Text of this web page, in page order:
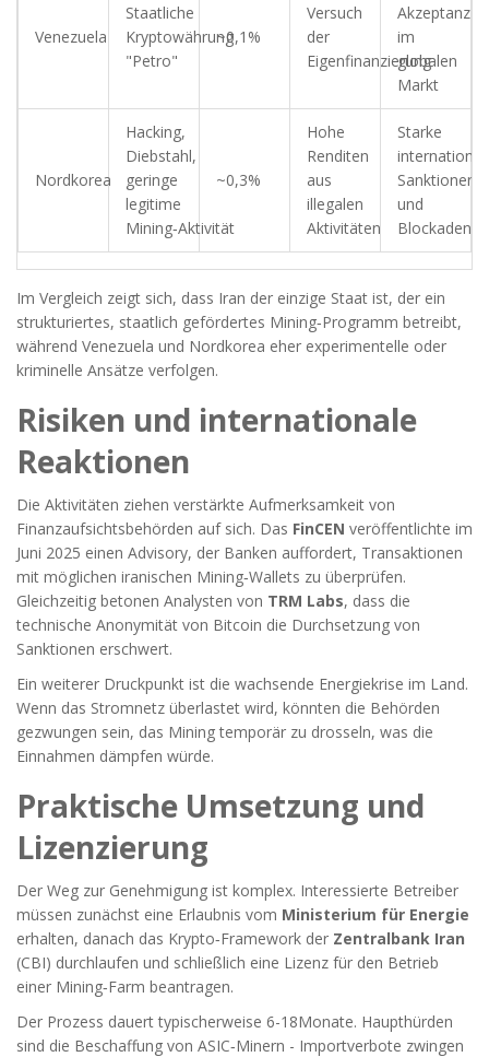
Venezuela
Staatliche
Kryptowährung
"Petro"
~0,1%
Versuch
der
Eigenfinanzierung
Akzeptanz
im
globalen
Markt
Nordkorea
Hacking,
Diebstahl,
geringe
legitime
Mining‑Aktivität
~0,3%
Hohe
Renditen
aus
illegalen
Aktivitäten
Starke
Sanktionen
und
Blockaden
Im Vergleich zeigt sich, dass Iran der einzige Staat ist, der ein
strukturiertes, staatlich gefördertes Mining‑Programm betreibt,
während Venezuela und Nordkorea eher experimentelle oder
kriminelle Ansätze verfolgen.
Risiken und internationale
Reaktionen
Die Aktivitäten ziehen verstärkte Aufmerksamkeit von
Finanzaufsichtsbehörden auf sich. Das FinCEN veröffentlichte im
Juni 2025 einen Advisory, der Banken auffordert, Transaktionen
mit möglichen iranischen Mining‑Wallets zu überprüfen.
Gleichzeitig betonen Analysten von TRM Labs, dass die
technische Anonymität von Bitcoin die Durchsetzung von
Sanktionen erschwert.
Ein weiterer Druckpunkt ist die wachsende Energiekrise im Land.
Wenn das Stromnetz überlastet wird, könnten die Behörden
gezwungen sein, das Mining temporär zu drosseln, was die
Einnahmen dämpfen würde.
Praktische Umsetzung und
Lizenzierung
Der Weg zur Genehmigung ist komplex. Interessierte Betreiber
müssen zunächst eine Erlaubnis vom Ministerium für Energie
erhalten, danach das Krypto‑Framework der Zentralbank Iran
(CBI) durchlaufen und schließlich eine Lizenz für den Betrieb
einer Mining‑Farm beantragen.
Der Prozess dauert typischerweise 6-18Monate. Haupthürden
sind die Beschaffung von ASIC‑Minern - Importverbote zwingen